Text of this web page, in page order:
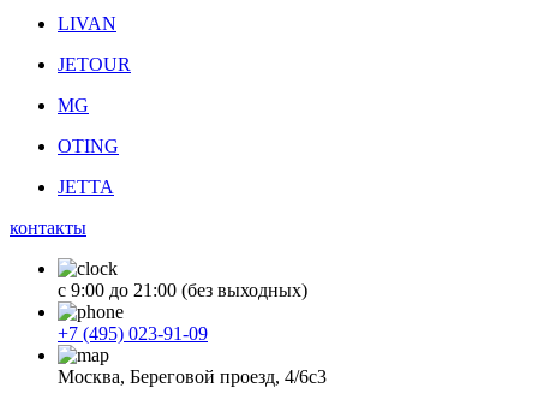
LIVAN
JETOUR
MG
OTING
JETTA
контакты
с 9:00 до 21:00 (без выходных)
+7 (495) 023-91-09
Москва, Береговой проезд, 4/6с3